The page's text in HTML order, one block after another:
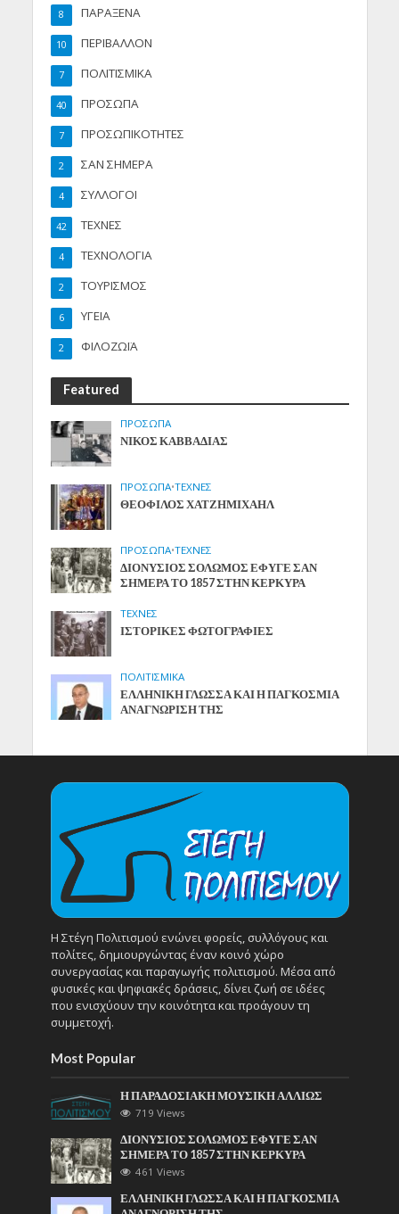
ΠΑΡΑΞΕΝΑ
8
ΠΕΡΙΒΑΛΛΟΝ
10
ΠΟΛΙΤΙΣΜΙΚΑ
7
ΠΡΟΣΩΠΑ
40
ΠΡΟΣΩΠΙΚΟΤΗΤΕΣ
7
ΣΑΝ ΣΗΜΕΡΑ
2
ΣΥΛΛΟΓΟΙ
4
ΤΕΧΝΕΣ
42
ΤΕΧΝΟΛΟΓΙΑ
4
ΤΟΥΡΙΣΜΟΣ
2
ΥΓΕΙΑ
6
ΦΙΛΟΖΩΪΑ
2
Featured
ΠΡΟΣΩΠΑ
ΝΙΚΟΣ ΚΑΒΒΑΔΙΑΣ
ΠΡΟΣΩΠΑ•ΤΕΧΝΕΣ
ΘΕΟΦΙΛΟΣ ΧΑΤΖΗΜΙΧΑΗΛ
ΠΡΟΣΩΠΑ•ΤΕΧΝΕΣ
ΔΙΟΝΥΣΙΟΣ ΣΟΛΩΜΟΣ ΕΦΥΓΕ ΣΑΝ
ΣΗΜΕΡΑ ΤΟ 1857 ΣΤΗΝ ΚΕΡΚΥΡΑ
ΤΕΧΝΕΣ
ΙΣΤΟΡΙΚΕΣ ΦΩΤΟΓΡΑΦΙΕΣ
ΠΟΛΙΤΙΣΜΙΚΑ
ΕΛΛΗΝΙΚΗ ΓΛΩΣΣΑ ΚΑΙ Η ΠΑΓΚΟΣΜΙΑ
ΑΝΑΓΝΩΡΙΣΗ ΤΗΣ
Η Στέγη Πολιτισμού ενώνει φορείς, συλλόγους και
πολίτες, δημιουργώντας έναν κοινό χώρο
συνεργασίας και παραγωγής πολιτισμού. Μέσα από
φυσικές και ψηφιακές δράσεις, δίνει ζωή σε ιδέες
που ενισχύουν την κοινότητα και προάγουν τη
συμμετοχή.
Most Popular
Η ΠΑΡΑΔΟΣΙΑΚΗ ΜΟΥΣΙΚΗ ΑΛΛΙΩΣ
719 Views
ΔΙΟΝΥΣΙΟΣ ΣΟΛΩΜΟΣ ΕΦΥΓΕ ΣΑΝ
ΣΗΜΕΡΑ ΤΟ 1857 ΣΤΗΝ ΚΕΡΚΥΡΑ
461 Views
ΕΛΛΗΝΙΚΗ ΓΛΩΣΣΑ ΚΑΙ Η ΠΑΓΚΟΣΜΙΑ